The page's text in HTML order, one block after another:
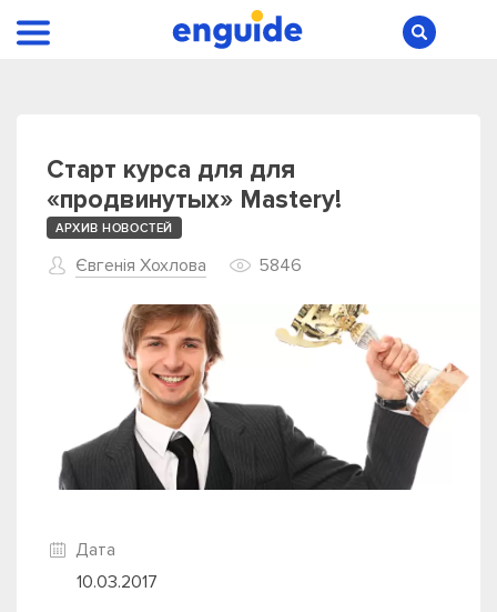
Старт курса для для
«продвинутых» Mastery!
АРХИВ НОВОСТЕЙ
Євгенія Хохлова 5846
Дата
10.03.2017